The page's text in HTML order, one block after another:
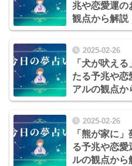
兆や恋愛運の
観点から解説
2025-02-26
「犬が吠え
たる予兆や恋
アルの観点か
2025-02-26
「熊が家に
る予兆や恋愛
ルの観点から